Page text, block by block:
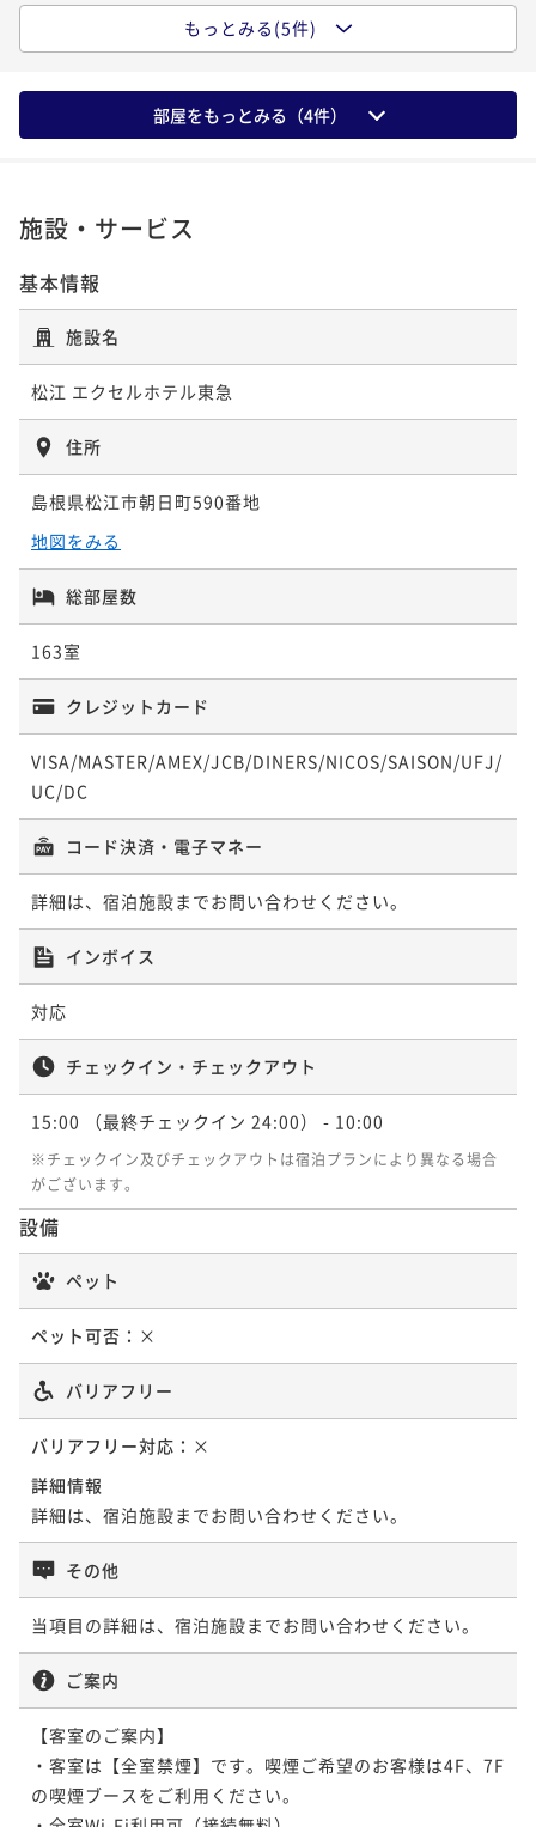
【早割りプラン】 28日前までの予約でお得！（朝食付
き）
朝食付き 現地決済可 事前決済可
IN 15:00 - 22:00 OUT10:00
ポイント即利用で
【WEB予約限定】1日の始まりは朝から☆朝食付きプラ
ンで元気にご出発！（朝食付き）
朝食付き 現地決済可
¥ 23,788 ~
明治十七年創業の≪お茶の老舗≫で気軽にプチ抹茶体
験プラン～おいしいお抹茶をどうぞ～朝食付き
【早割りプラン】 28日前までの予約でお得！（素泊
現地決済可 事前決済可
IN 15:00 - 22:00 OUT10:00
ポイント即利用で最大5％OFF
ReFaシャワーヘッド完備≪レディースフロア≫に宿泊
♪JILLSTUARTバスタイムセット付 素泊り
素泊まり 現地決済可
き）
朝食付き 現地決済可
ポイント即利用で最大5％OFF
2名 ¥ 22,993 ~
【早割りプラン】 28日前までの予約でお得！（朝食付
き）
¥ 23,525 ~
明治十七年創業の≪お茶の老舗≫で気軽にプチ抹茶体
験プラン～おいしいお抹茶をどうぞ～朝食付き
朝食付き 現地決済可 事前決済可
IN 15:00 - 24:00 OUT10:00
2名 ¥ 25,916 ~
もっとみる(5件)
部屋をもっとみる（4件）
施設・サービス
基本情報
施設名
松江 エクセルホテル東急
住所
島根県松江市朝日町590番地
地図をみる
総部屋数
163室
クレジットカード
VISA/MASTER/AMEX/JCB/DINERS/NICOS/SAISON/UFJ/
UC/DC
コード決済・電子マネー
詳細は、宿泊施設までお問い合わせください。
インボイス
対応
チェックイン・チェックアウト
15:00 （最終チェックイン 24:00） - 10:00
※チェックイン及びチェックアウトは宿泊プランにより異なる場合
がございます。
設備
ペット
ペット可否： ×
バリアフリー
バリアフリー対応： ×
詳細情報
詳細は、宿泊施設までお問い合わせください。
その他
当項目の詳細は、宿泊施設までお問い合わせください。
ご案内
【客室のご案内】
・客室は【全室禁煙】です。喫煙ご希望のお客様は4F、7F
の喫煙ブースをご利用ください。